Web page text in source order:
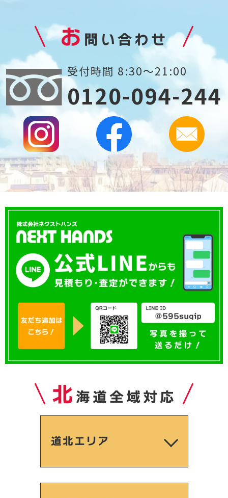
お 問い合わせ
受付時間 8:30～21:00
0120-094-244
北 海道全域対応
道北エリア